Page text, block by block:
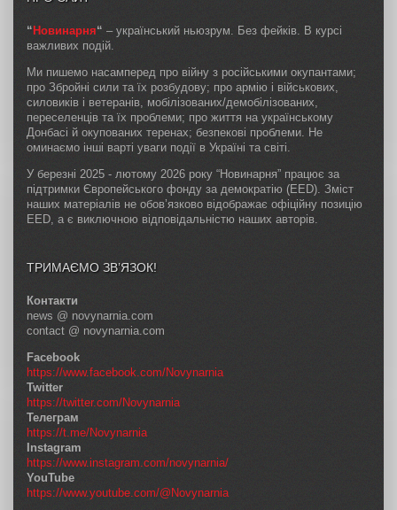
“Новинарня“ – український ньюзрум. Без фейків. В курсі
важливих подій.
Ми пишемо насамперед про війну з російськими окупантами;
про Збройні сили та їх розбудову; про армію і військових,
силовиків і ветеранів, мобілізованих/демобілізованих,
переселенців та їх проблеми; про життя на українському
Донбасі й окупованих теренах; безпекові проблеми. Не
оминаємо інші варті уваги події в Україні та світі.
У березні 2025 - лютому 2026 року “Новинарня” працює за
підтримки Європейського фонду за демократію (EED). Зміст
наших матеріалів не обов’язково відображає офіційну позицію
EED, а є виключною відповідальністю наших авторів.
ТРИМАЄМО ЗВ’ЯЗОК!
Контакти
news @ novynarnia.com
contact @ novynarnia.com
Facebook
https://www.facebook.com/Novynarnia
Twitter
https://twitter.com/Novynarnia
Телеграм
https://t.me/Novynarnia
Instagram
https://www.instagram.com/novynarnia/
YouTube
https://www.youtube.com/@Novynarnia